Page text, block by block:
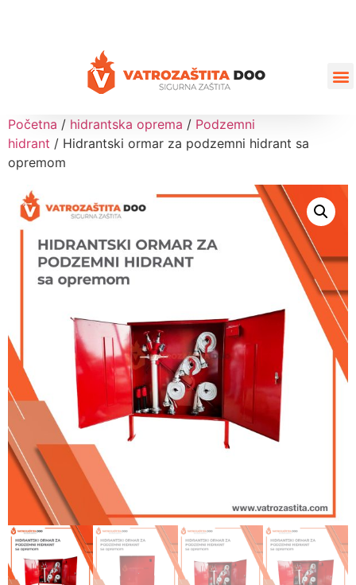
Početna / hidrantska oprema / Podzemni
hidrant / Hidrantski ormar za podzemni hidrant sa
opremom